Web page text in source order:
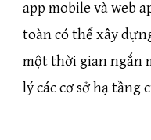
app mobile và web
toàn có thể xây
một thời gian ngắn
lý các cơ sở hạ tầng